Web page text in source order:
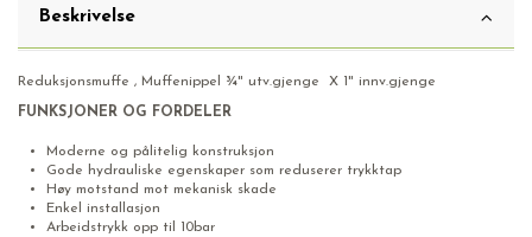
Beskrivelse
Reduksjonsmuffe , Muffenippel ¾" utv.gjenge X 1" innv.gjenge
FUNKSJONER OG FORDELER
Moderne og pålitelig konstruksjon
Gode hydrauliske egenskaper som reduserer trykktap
Høy motstand mot mekanisk skade
Enkel installasjon
Arbeidstrykk opp til 10bar